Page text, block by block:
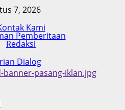
7, 2026
Kami
Pemberitaan
Redaksi